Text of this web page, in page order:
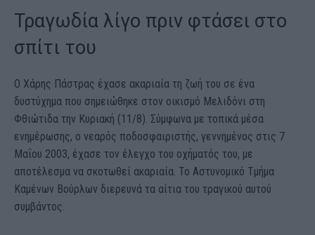
Τραγωδία λίγο πριν φτάσει στο
σπίτι του
Ο Χάρης Πάστρας έχασε ακαριαία τη ζωή του σε ένα
δυστύχημα που σημειώθηκε στον οικισμό Μελιδόνι στη
Φθιώτιδα την Κυριακή (11/8). Σύμφωνα με τοπικά μέσα
ενημέρωσης, ο νεαρός ποδοσφαιριστής, γεννημένος στις 7
Μαΐου 2003, έχασε τον έλεγχο του οχήματός του, με
αποτέλεσμα να σκοτωθεί ακαριαία. Το Αστυνομικό Τμήμα
Καμένων Βούρλων διερευνά τα αίτια του τραγικού αυτού
συμβάντος.